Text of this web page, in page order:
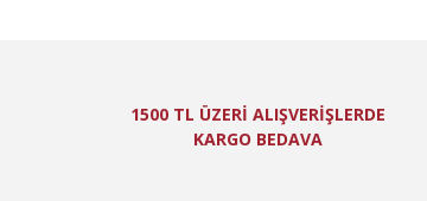
1500 TL ÜZERİ ALIŞVERİŞLERDE
KARGO BEDAVA